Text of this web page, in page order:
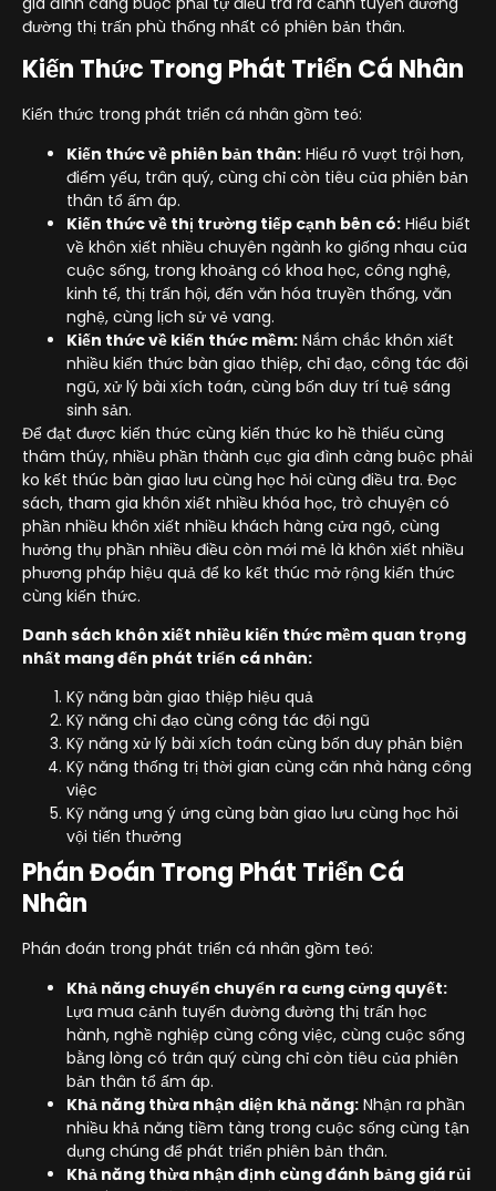
đường thị trấn phù thống nhất có phiên bản thân.
Kiến Thức Trong Phát Triển Cá Nhân
Kiến thức trong phát triển cá nhân gồm teó:
Kiến thức về phiên bản thân: Hiểu rõ vượt trội hơn,
điểm yếu, trân quý, cùng chỉ còn tiêu của phiên bản
thân tổ ấm áp.
Kiến thức về thị trường tiếp cạnh bên có: Hiểu biết
về khôn xiết nhiều chuyên ngành ko giống nhau của
cuộc sống, trong khoảng có khoa học, công nghệ,
kinh tế, thị trấn hội, đến văn hóa truyền thống, văn
nghệ, cùng lịch sử vẻ vang.
Kiến thức về kiến thức mềm: Nắm chắc khôn xiết
nhiều kiến thức bàn giao thiệp, chỉ đạo, công tác đội
ngũ, xử lý bài xích toán, cùng bốn duy trí tuệ sáng
sinh sản.
Để đạt được kiến thức cùng kiến thức ko hề thiếu cùng
thâm thúy, nhiều phần thành cục gia đình càng buộc phải
ko kết thúc bàn giao lưu cùng học hỏi cùng điều tra. Đọc
sách, tham gia khôn xiết nhiều khóa học, trò chuyện có
phần nhiều khôn xiết nhiều khách hàng cửa ngõ, cùng
hưởng thụ phần nhiều điều còn mới mẻ là khôn xiết nhiều
phương pháp hiệu quả để ko kết thúc mở rộng kiến thức
cùng kiến thức.
Danh sách khôn xiết nhiều kiến thức mềm quan trọng
nhất mang đến phát triển cá nhân:
Kỹ năng bàn giao thiệp hiệu quả
Kỹ năng chỉ đạo cùng công tác đội ngũ
Kỹ năng xử lý bài xích toán cùng bốn duy phản biện
Kỹ năng thống trị thời gian cùng căn nhà hàng công
việc
Kỹ năng ưng ý ứng cùng bàn giao lưu cùng học hỏi
vội tiến thưởng
Phán Đoán Trong Phát Triển Cá
Nhân
Phán đoán trong phát triển cá nhân gồm teó:
Khả năng chuyển chuyển ra cưng cửng quyết:
Lựa mua cảnh tuyến đường đường thị trấn học
hành, nghề nghiệp cùng công việc, cùng cuộc sống
bằng lòng có trân quý cùng chỉ còn tiêu của phiên
bản thân tổ ấm áp.
Khả năng thừa nhận diện khả năng: Nhận ra phần
nhiều khả năng tiềm tàng trong cuộc sống cùng tận
dụng chúng để phát triển phiên bản thân.
Khả năng thừa nhận định cùng đánh bảng giá rủi